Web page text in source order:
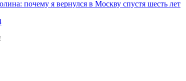
почему я вернулся в Москву спустя шесть лет